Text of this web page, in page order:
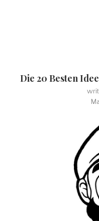
Die 20 Besten